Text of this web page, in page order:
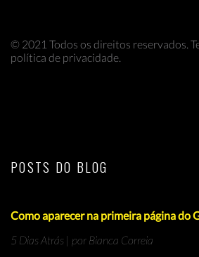
© 2021 Todos os direitos reservados.
política de privacidade.
POSTS DO BLOG
Como aparecer na primeira página do
5 Dias Atrás | por Bianca Correia